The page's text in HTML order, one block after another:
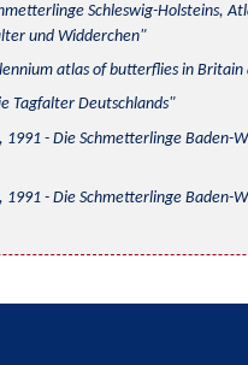
Schleswig-Holsteins,
und Widderchen
atlas of butterflies in Britain
Tagfalter Deutschlands
1991 - Die Schmetterlinge Baden-
1991 - Die Schmetterlinge Baden-